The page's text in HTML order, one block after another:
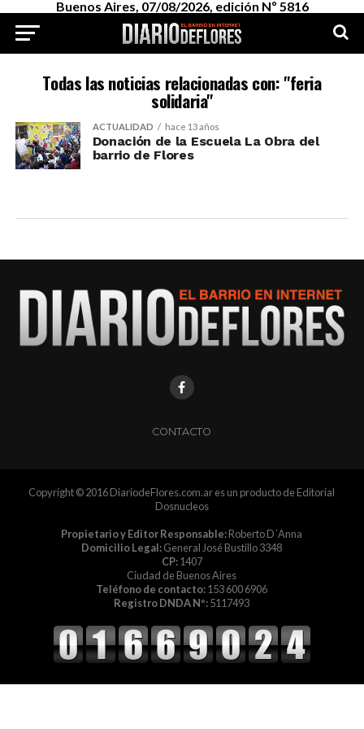
Buenos Aires, 07/08/2026, edición Nº 5816
Todas las noticias relacionadas con: "feria
solidaria"
ACTUALIDAD hace 13 años
Donación de la Escuela La Obra del
barrio de Flores
CONTACTO
Copyright © 2016 DiariodeFlores.com.ar es un producto de Editorial
Dosnucleos
Propietario y Editor Responsable:Roberto D´Anna
Domicilio Legal:General José Bustillo 3348
CP:1407
Ciudad de Buenos Aires
Teléfono de contacto:153 600 6906
Registro DNDA Nº:5117493